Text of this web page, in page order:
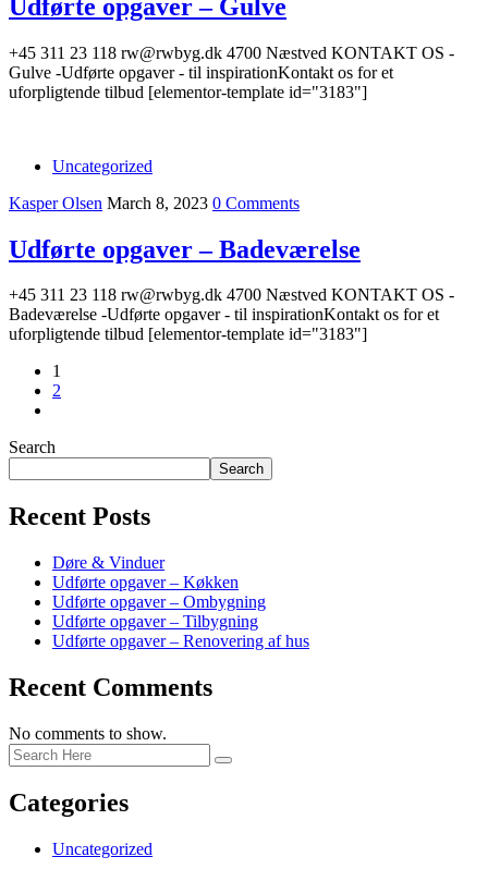
Udførte opgaver – Gulve
+45 311 23 118 rw@rwbyg.dk 4700 Næstved KONTAKT OS -
Gulve -Udførte opgaver - til inspirationKontakt os for et
uforpligtende tilbud [elementor-template id="3183"]
Uncategorized
Kasper Olsen March 8, 2023 0 Comments
Udførte opgaver – Badeværelse
+45 311 23 118 rw@rwbyg.dk 4700 Næstved KONTAKT OS -
Badeværelse -Udførte opgaver - til inspirationKontakt os for et
uforpligtende tilbud [elementor-template id="3183"]
1
2
Search
Search
Recent Posts
Døre & Vinduer
Udførte opgaver – Køkken
Udførte opgaver – Ombygning
Udførte opgaver – Tilbygning
Udførte opgaver – Renovering af hus
Recent Comments
No comments to show.
Categories
Uncategorized